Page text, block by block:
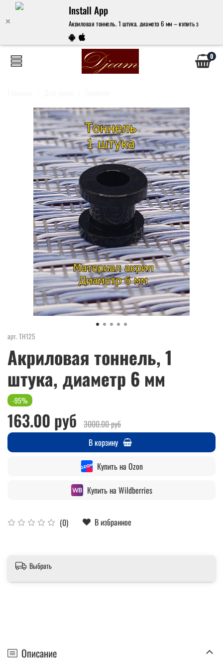
Install App
Акриловая тоннель, 1 штука, диаметр 6 мм – купить за 163
0
арт. ТН125
Акриловая тоннель, 1
штука, диаметр 6 мм
(0) В избранное
-95%
163.00 руб
3000.00 руб
В корзину
Купить на Ozon
Купить на Wildberries
Выбрать
Описание